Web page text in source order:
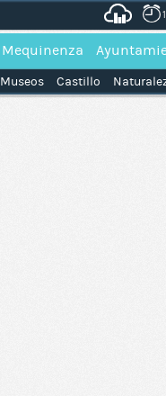
Mequinenza
Museos Castillo